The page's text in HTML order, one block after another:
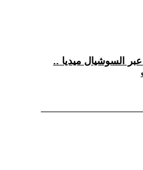
عبر السوشيال ميديا ..